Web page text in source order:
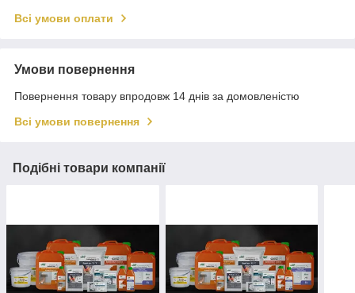
Всі умови оплати
Умови повернення
Повернення товару впродовж 14 днів за домовленістю
Всі умови повернення
Подібні товари компанії